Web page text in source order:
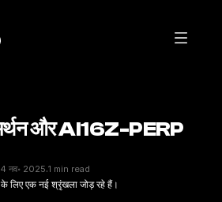
और AI16Z-PERP
4 नव॰ 2025·1 min read
लिए एक नई श्रृंखला जोड़ रहे हैं।